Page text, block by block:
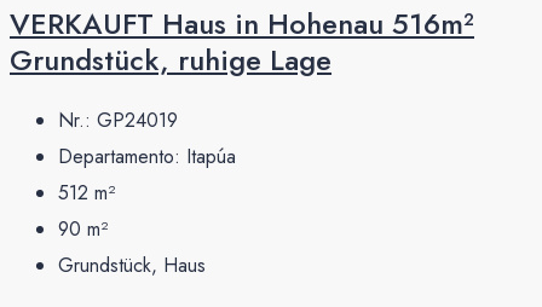
VERKAUFT Haus in Hohenau 516m²
Grundstück, ruhige Lage
Nr.: GP24019
Departamento: Itapúa
512 m²
90 m²
Grundstück, Haus